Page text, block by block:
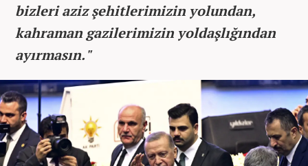
bizleri aziz şehitlerimizin yolundan,
kahraman gazilerimizin yoldaşlığından
ayırmasın."